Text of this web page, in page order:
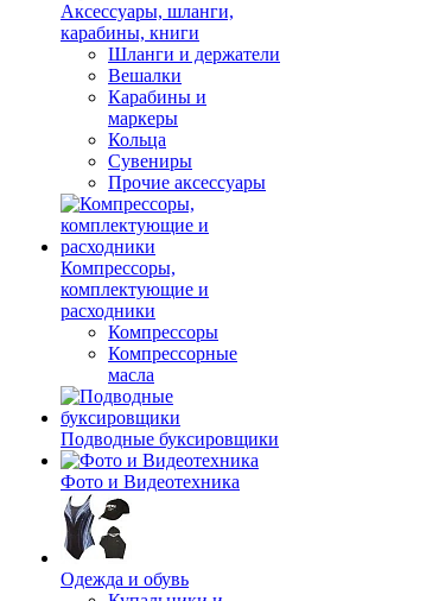
Аксессуары, шланги,
карабины, книги
Шланги и держатели
Вешалки
Карабины и
маркеры
Кольца
Сувениры
Прочие аксессуары
Компрессоры,
комплектующие и
расходники
Компрессоры
Компрессорные
масла
Подводные буксировщики
Фото и Видеотехника
Одежда и обувь